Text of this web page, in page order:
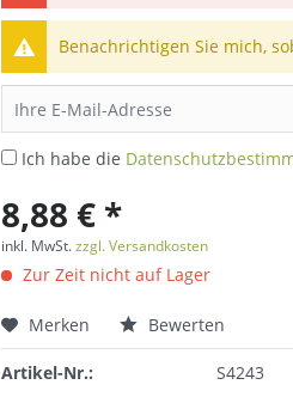
Benachrichtigen Sie mich,
Ich habe die
8,88 € *
inkl. MwSt.zzgl. Versandkosten
Zur Zeit nicht auf Lager
Merken Bewerten
Artikel-Nr.: S4243